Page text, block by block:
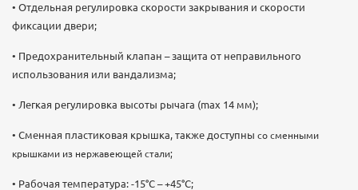
• Отдельная регулировка скорости закрывания и скорости
фиксации двери;
• Предохранительный клапан – защита от неправильного
использования или вандализма;
• Легкая регулировка высоты рычага (max 14 мм);
• Сменная пластиковая крышка, также доступны со сменными
крышками из нержавеющей стали;
• Рабочая температура: -15°С – +45°С;